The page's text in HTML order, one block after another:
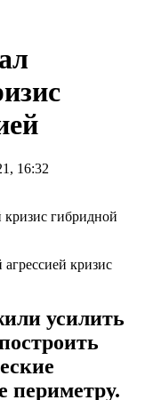
16:32
кризис
усилить
периметру.